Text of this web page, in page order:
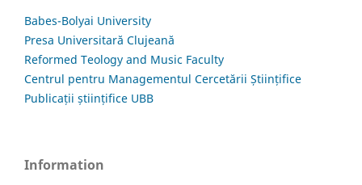
Babes-Bolyai University
Presa Universitară Clujeană
Reformed Teology and Music Faculty
Centrul pentru Managementul Cercetării Științifice
Publicații științifice UBB
Information